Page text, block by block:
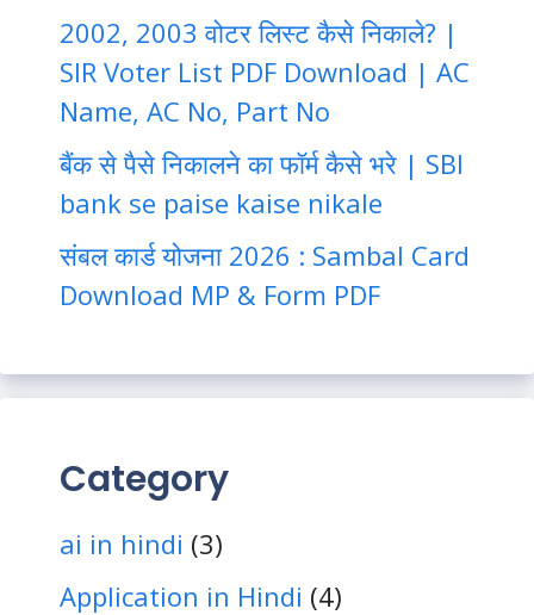
2002, 2003 वोटर लिस्ट कैसे निकाले? |
SIR Voter List PDF Download | AC
Name, AC No, Part No
बैंक से पैसे निकालने का फॉर्म कैसे भरे | SBI
bank se paise kaise nikale
संबल कार्ड योजना 2026 : Sambal Card
Download MP & Form PDF
Category
ai in hindi (3)
Application in Hindi (4)